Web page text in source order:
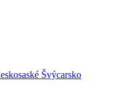
Švýcarsko